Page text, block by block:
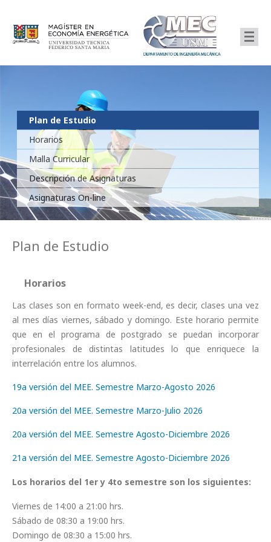
Plan de Estudio
Horarios
Malla Curricular
Descripción de Asignaturas
Asignaturas On-line
Plan de Estudio
Horarios
Las clases son en formato week-end, es decir, clases una vez
al mes días viernes, sábado y domingo. Este horario permite
que en el programa de postgrado se puedan incorporar
profesionales de distintas latitudes lo que enriquece la
interrelación entre los alumnos.
19a versión del MEE. Semestre Marzo-Agosto 2026
20a versión del MEE. Semestre Marzo-Julio 2026
20a versión del MEE. Semestre Agosto-Diciembre 2026
21a versión del MEE. Semestre Agosto-Diciembre 2026
Los horarios del 1er y 4to semestre son los siguientes:
Viernes de 14:00 a 21:00 hrs.
Sábado de 08:30 a 19:00 hrs.
Domingo de 08:30 a 15:00 hrs.